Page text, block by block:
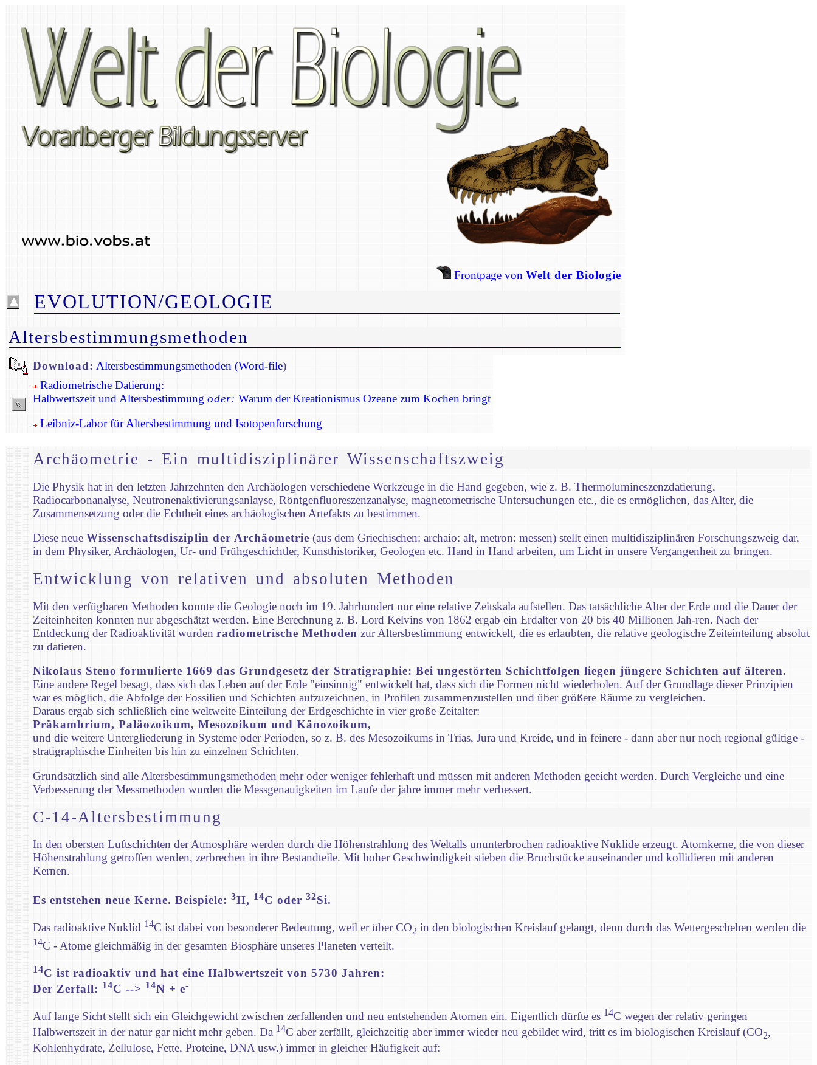
Frontpage von Welt der Biologie
EVOLUTION/GEOLOGIE
Altersbestimmungsmethoden
Download: Altersbestimmungsmethoden (Word-file)
Radiometrische Datierung:
Halbwertszeit und Altersbestimmung oder: Warum der Kreationismus Ozeane zum Kochen bringt
Leibniz-Labor für Altersbestimmung und Isotopenforschung
Archäometrie - Ein multidisziplinärer Wissenschaftszweig
Die Physik hat in den letzten Jahrzehnten den Archäologen verschiedene Werkzeuge in die Hand gegeben, wie z. B. Thermolumineszenzdatierung,
Radiocarbonanalyse, Neutronenaktivierungsanlayse, Röntgenfluoreszenzanalyse, magnetometrische Untersuchungen etc., die es ermöglichen, das Alter, die
Zusammensetzung oder die Echtheit eines archäologischen Artefakts zu bestimmen.
Diese neue Wissenschaftsdisziplin der Archäometrie (aus dem Griechischen: archaio: alt, metron: messen) stellt einen multidisziplinären Forschungszweig dar,
in dem Physiker, Archäologen, Ur- und Frühgeschichtler, Kunsthistoriker, Geologen etc. Hand in Hand arbeiten, um Licht in unsere Vergangenheit zu bringen.
Entwicklung von relativen und absoluten Methoden
Mit den verfügbaren Methoden konnte die Geologie noch im 19. Jahrhundert nur eine relative Zeitskala aufstellen. Das tatsächliche Alter der Erde und die Dauer der
Zeiteinheiten konnten nur abgeschätzt werden. Eine Berechnung z. B. Lord Kelvins von 1862 ergab ein Erdalter von 20 bis 40 Millionen Jah-ren. Nach der
Entdeckung der Radioaktivität wurden radiometrische Methoden zur Altersbestimmung entwickelt, die es erlaubten, die relative geologische Zeiteinteilung absolut
zu datieren.
Nikolaus Steno formulierte 1669 das Grundgesetz der Stratigraphie: Bei ungestörten Schichtfolgen liegen jüngere Schichten auf älteren.
Eine andere Regel besagt, dass sich das Leben auf der Erde "einsinnig" entwickelt hat, dass sich die Formen nicht wiederholen. Auf der Grundlage dieser Prinzipien
war es möglich, die Abfolge der Fossilien und Schichten aufzuzeichnen, in Profilen zusammenzustellen und über größere Räume zu vergleichen.
Daraus ergab sich schließlich eine weltweite Einteilung der Erdgeschichte in vier große Zeitalter:
Präkambrium, Paläozoikum, Mesozoikum und Känozoikum,
und die weitere Untergliederung in Systeme oder Perioden, so z. B. des Mesozoikums in Trias, Jura und Kreide, und in feinere - dann aber nur noch regional gültige -
stratigraphische Einheiten bis hin zu einzelnen Schichten.
Grundsätzlich sind alle Altersbestimmungsmethoden mehr oder weniger fehlerhaft und müssen mit anderen Methoden geeicht werden. Durch Vergleiche und eine
Verbesserung der Messmethoden wurden die Messgenauigkeiten im Laufe der jahre immer mehr verbessert.
C-14-Altersbestimmung
In den obersten Luftschichten der Atmosphäre werden durch die Höhenstrahlung des Weltalls ununterbrochen radioaktive Nuklide erzeugt. Atomkerne, die von dieser
Höhenstrahlung getroffen werden, zerbrechen in ihre Bestandteile. Mit hoher Geschwindigkeit stieben die Bruchstücke auseinander und kollidieren mit anderen
Kernen.
Es entstehen neue Kerne. Beispiele: 3H, 14C oder 32Si.
Das radioaktive Nuklid 14C ist dabei von besonderer Bedeutung, weil er über CO2 in den biologischen Kreislauf gelangt, denn durch das Wettergeschehen werden die
14C - Atome gleichmäßig in der gesamten Biosphäre unseres Planeten verteilt.
14C ist radioaktiv und hat eine Halbwertszeit von 5730 Jahren:
Der Zerfall: 14C --> 14N + e-
Auf lange Sicht stellt sich ein Gleichgewicht zwischen zerfallenden und neu entstehenden Atomen ein. Eigentlich dürfte es 14C wegen der relativ geringen
Halbwertszeit in der natur gar nicht mehr geben. Da 14C aber zerfällt, gleichzeitig aber immer wieder neu gebildet wird, tritt es im biologischen Kreislauf (CO2,
Kohlenhydrate, Zellulose, Fette, Proteine, DNA usw.) immer in gleicher Häufigkeit auf: